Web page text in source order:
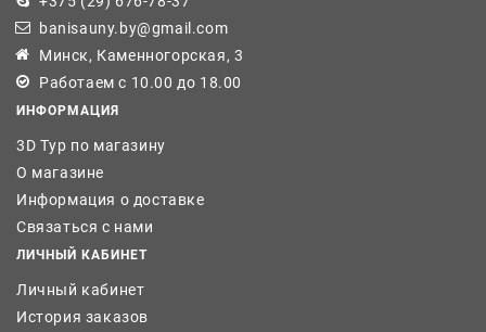
banisauny.by@gmail.com
Минск, Каменногорская, 3
Работаем с 10.00 до 18.00
ИНФОРМАЦИЯ
3D Тур по магазину
О магазине
Информация о доставке
Связаться с нами
ЛИЧНЫЙ КАБИНЕТ
Личный кабинет
История заказов